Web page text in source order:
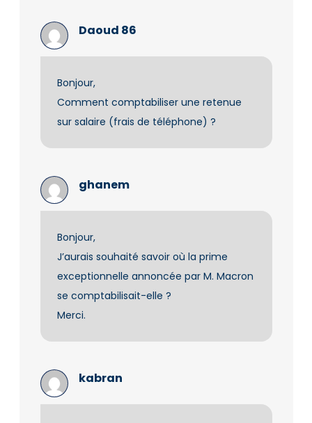
Daoud 86
Bonjour,
Comment comptabiliser une retenue
sur salaire (frais de téléphone) ?
ghanem
Bonjour,
J’aurais souhaité savoir où la prime
exceptionnelle annoncée par M. Macron
se comptabilisait-elle ?
Merci.
kabran